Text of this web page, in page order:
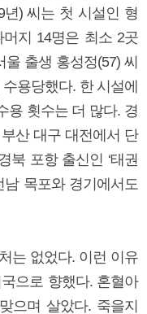
년) 씨는 첫 시설인 형
지 14명은 최소 2곳
울 출생 홍성정(57) 씨
용당했다. 한 시설에
용 횟수는 더 많다. 경
산 대구 대전에서 단
북 포항 출신인 ‘태권
남 목포와 경기에서도
는 없었다. 이런 이유
으로 향했다. 혼혈아
으며 살았다. 죽을지